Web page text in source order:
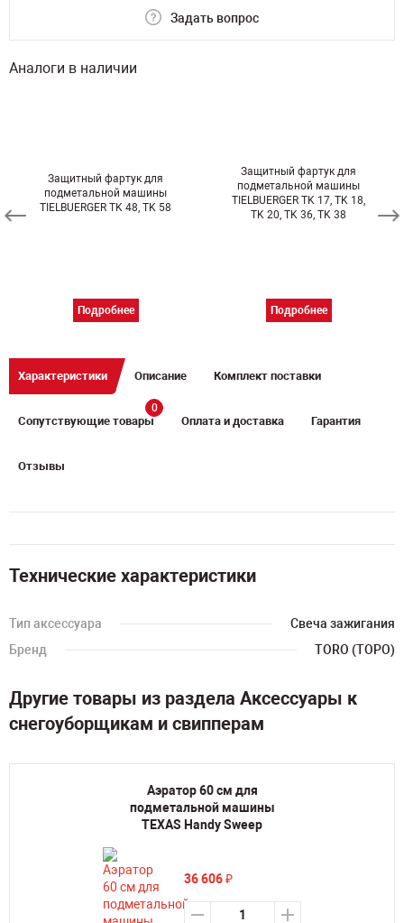
Задать вопрос
Аналоги в наличии
Защитный фартук для
подметальной машины
TIELBUERGER TK 48, TK 58
Подробнее
Защитный фартук для
подметальной машины
TIELBUERGER TK 17, TK 18,
TK 20, TK 36, TK 38
Подробнее
Характеристики Описание Комплект поставки
Сопутствующие товары
0
Оплата и доставка Гарантия
Отзывы
Технические характеристики
Тип аксессуара
Свеча зажигания
Бренд
TORO (ТОРО)
Другие товары из раздела Аксессуары к
снегоуборщикам и свипперам
Аэратор 60 см для
подметальной машины
TEXAS Handу Sweep
36 606₽